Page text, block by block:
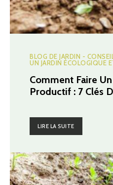
BLOG DE JARDIN -
UN JARDIN ÉCOLOGIQUE
Comment Faire
Productif : 7 Clés
LIRE LA SUITE